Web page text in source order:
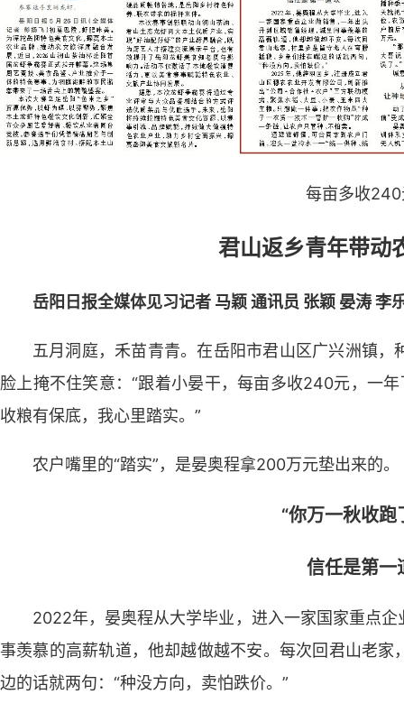
每亩多收
君山返乡青年带动
岳阳日报全媒体见习记者 马颖 通讯员 张颖 晏涛 李
五月洞庭，禾苗青青。在岳阳市君山区广兴洲镇
脸上掩不住笑意：“跟着小晏干，每亩多收240元，一
收粮有保底，我心里踏实。”
农户嘴里的“踏实”，是晏奥程拿200万元垫出来的。
“你万一秋收跑
信任是第一
2022年，晏奥程从大学毕业，进入一家国家重点
事羡慕的高薪轨道，他却越做越不安。每次回君山老
边的话就两句：“种没方向，卖怕跌价。”